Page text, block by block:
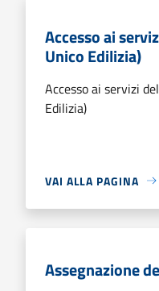
Accesso ai
Unico Edilizia)
Accesso ai servizi
Edilizia)
VAI ALLA PAGINA
Assegnazione